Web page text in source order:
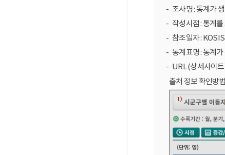
조사명 : 통계가
작성시점 : 통계
참조일자 :
통계표명 : 통계
URL (상세사이
출처 정보 확인방